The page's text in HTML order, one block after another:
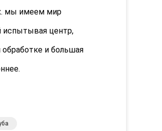
мы имеем мир
испытывая центр,
обработке и большая